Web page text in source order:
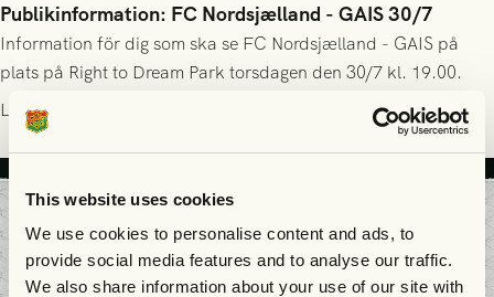
This website uses cookies
We use cookies to personalise content and ads, to
provide social media features and to analyse our traffic.
We also share information about your use of our site with
Publikinformation: FC Nordsjælland - GAIS 30/7
Information för dig som ska se FC Nordsjælland - GAIS på
plats på Right to Dream Park torsdagen den 30/7 kl. 19.00.
Läs mer